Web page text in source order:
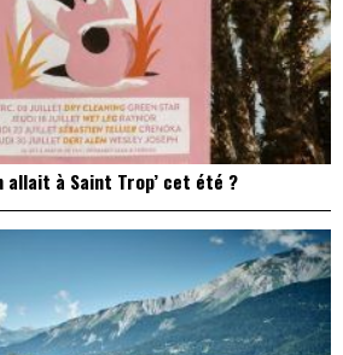
allait à Saint Trop’ cet été ?